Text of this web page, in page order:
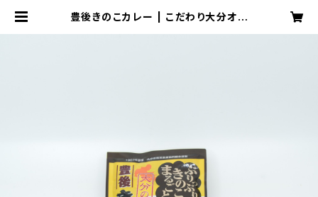
豊後きのこカレー | こだわり大分オン